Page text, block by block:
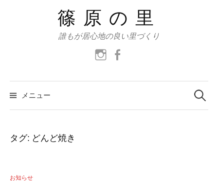
キ
ッ
篠原の里
誰もが居心地の良い里づくり
instagram
メニュー
索:
タグ: どんど焼き
お知らせ